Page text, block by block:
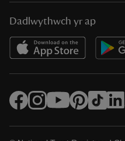
Dadlwythwch yr ap